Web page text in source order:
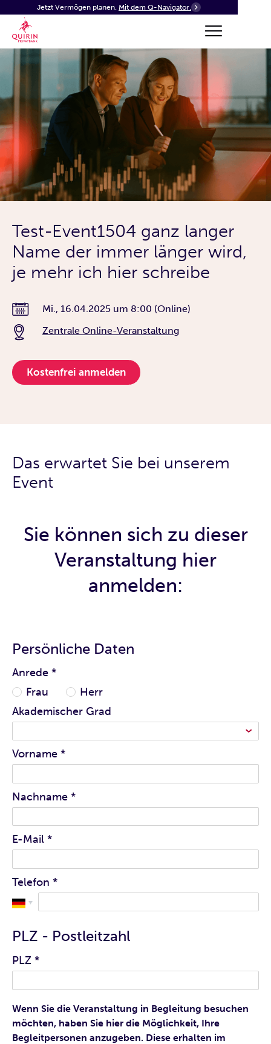
Jetzt Vermögen planen. Mit dem Q-Navigator.
Test-Event1504 ganz langer
Name der immer länger wird,
je mehr ich hier schreibe
Mi., 16.04.2025 um 8:00 (Online)
Zentrale Online-Veranstaltung
Kostenfrei anmelden
Das erwartet Sie bei unserem
Event
Sie können sich zu dieser
Veranstaltung hier
anmelden:
Persönliche Daten
Anrede *
Frau
Herr
Akademischer Grad
Vorname *
Nachname *
E-Mail *
Telefon *
PLZ - Postleitzahl
PLZ *
Wenn Sie die Veranstaltung in Begleitung besuchen
möchten, haben Sie hier die Möglichkeit, Ihre
Begleitpersonen anzugeben. Diese erhalten im